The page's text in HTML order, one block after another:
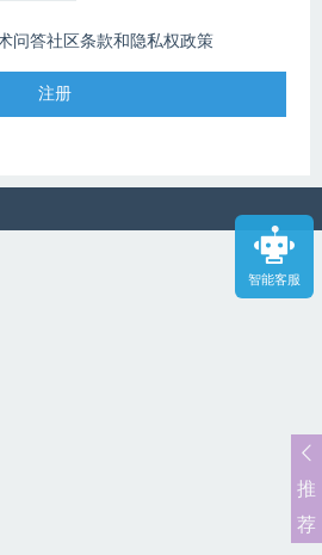
智能客服
问答社区条款和隐私权政策